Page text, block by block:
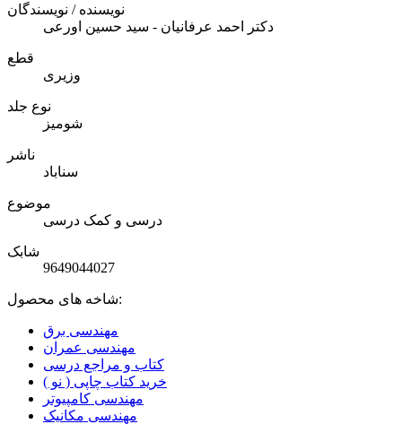
نویسنده / نویسندگان
دکتر احمد عرفانیان - سید حسین اورعی
قطع
وزیری
نوع جلد
شومیز
ناشر
سناباد
موضوع
درسی و کمک درسی
شابک
9649044027
شاخه های محصول:
مهندسی برق
مهندسی عمران
کتاب و مراجع درسی
خرید کتاب چاپی ( نو )
مهندسی کامپیوتر
مهندسی مکانیک